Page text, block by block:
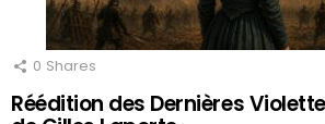
0 Shares
Réédition des Dernières